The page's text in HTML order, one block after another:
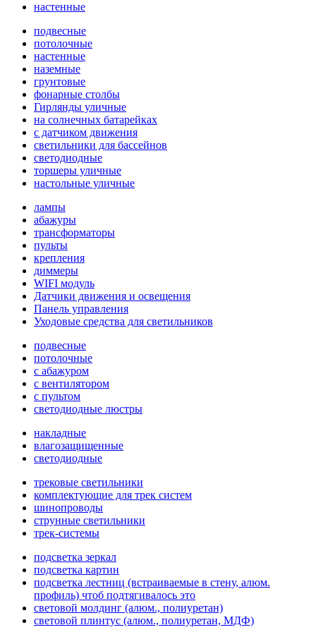
настенные
подвесные
потолочные
настенные
наземные
грунтовые
фонарные столбы
Гирлянды уличные
на солнечных батарейках
с датчиком движения
светильники для бассейнов
светодиодные
торшеры уличные
настольные уличные
лампы
абажуры
трансформаторы
пульты
крепления
диммеры
WIFI модуль
Датчики движения и освещения
Панель управления
Уходовые средства для светильников
подвесные
потолочные
с абажуром
с вентилятором
с пультом
светодиодные люстры
накладные
влагозащищенные
светодиодные
трековые светильники
комплектующие для трек систем
шинопроводы
струнные светильники
трек-системы
подсветка зеркал
подсветка картин
подсветка лестниц (встраиваемые в стену, алюм.
профиль) чтоб подтягивалось это
световой молдинг (алюм., полиуретан)
световой плинтус (алюм., полиуретан, МДФ)